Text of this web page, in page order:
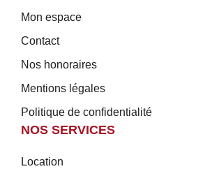
Mon espace
Contact
Nos honoraires
Mentions légales
Politique de confidentialité
NOS SERVICES
Location